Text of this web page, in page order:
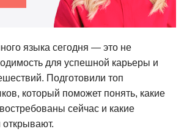
языка сегодня — это не
для успешной карьеры и
Подготовили топ
который поможет понять, какие
сейчас и какие